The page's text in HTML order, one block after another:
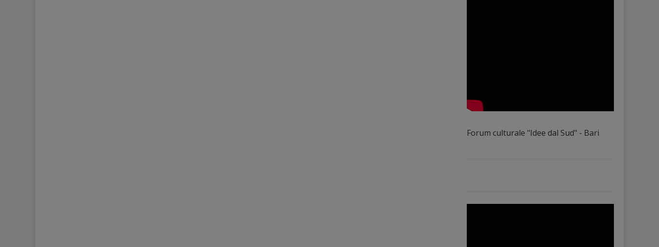
Forum culturale "Idee dal Sud" - Bari